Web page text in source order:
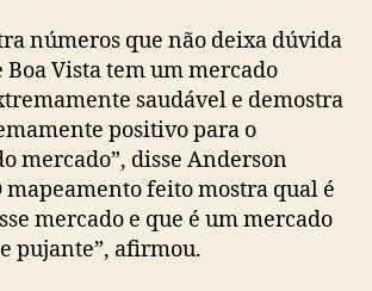
números que não deixa dúvida
Vista tem um mercado
saudável e demostra
positivo para o
mercado”, disse Anderson
mapeamento feito mostra qual é
mercado e que é um mercado
pujante”, afirmou.